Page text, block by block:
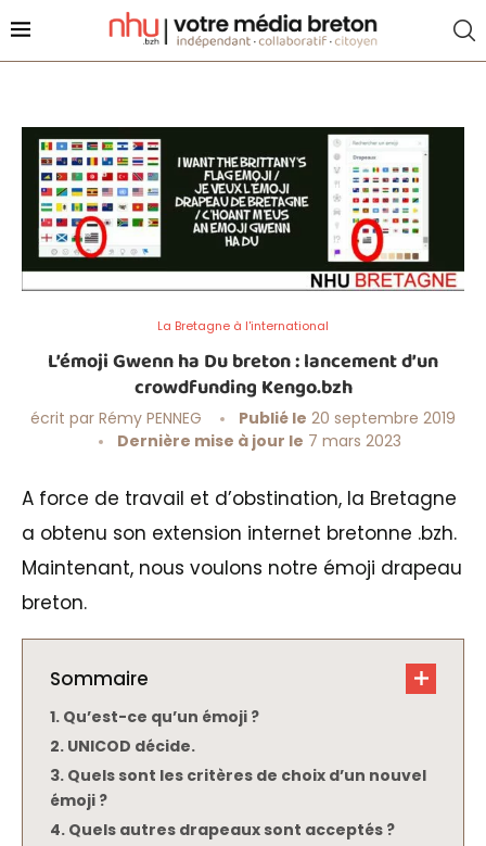
La Bretagne à l'international
L’émoji Gwenn ha Du breton : lancement d’un
crowdfunding Kengo.bzh
écrit par Rémy PENNEG Publié le 20 septembre 2019
Dernière mise à jour le 7 mars 2023
A force de travail et d’obstination, la Bretagne
a obtenu son extension internet bretonne .bzh.
Maintenant, nous voulons notre émoji drapeau
breton.
Sommaire
Qu’est-ce qu’un émoji ?
UNICOD décide.
Quels sont les critères de choix d’un nouvel
émoji ?
Quels autres drapeaux sont acceptés ?